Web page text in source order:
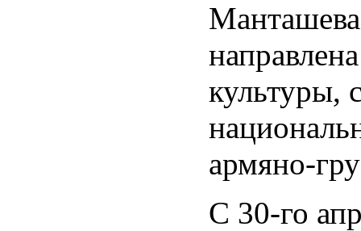
культуры,
армяно-
С 30-го